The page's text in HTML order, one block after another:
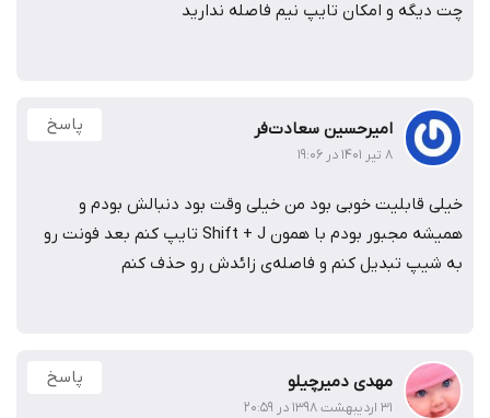
چت دیگه و امکان تایپ نیم فاصله ندارید
امیرحسین سعادت‌فر
۸ تیر ۱۴۰۱ در ۱۹:۰۶
پاسخ
خیلی قابلیت خوبی بود من خیلی وقت بود دنبالش بودم و
همیشه مجبور بودم با همون Shift + J تایپ کنم بعد فونت رو
به شیپ تبدیل کنم و فاصله‌ی زائدش رو حذف کنم
مهدی دمیرچیلو
۳۱ اردیبهشت ۱۳۹۸ در ۲۰:۵۹
پاسخ